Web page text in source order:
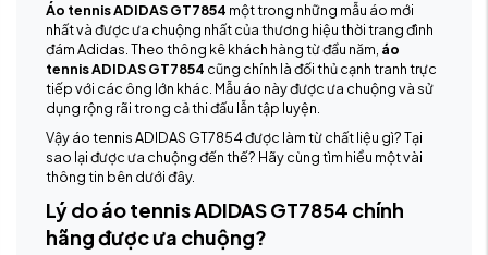
Áo tennis ADIDAS GT7854 một trong những mẫu áo mới
nhất và được ưa chuộng nhất của thương hiệu thời trang đình
đám Adidas. Theo thông kê khách hàng từ đầu năm, áo
tennis ADIDAS GT7854 cũng chính là đối thủ cạnh tranh trực
tiếp với các ông lớn khác. Mẫu áo này được ưa chuộng và sử
dụng rộng rãi trong cả thi đấu lẫn tập luyện.
Vậy áo tennis ADIDAS GT7854 được làm từ chất liệu gì? Tại
sao lại được ưa chuộng đến thế? Hãy cùng tìm hiểu một vài
thông tin bên dưới đây.
Lý do áo tennis ADIDAS GT7854 chính
hãng được ưa chuộng?